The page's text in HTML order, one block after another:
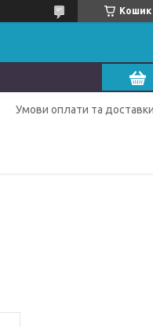
Кошик
Умови оплати та доставки